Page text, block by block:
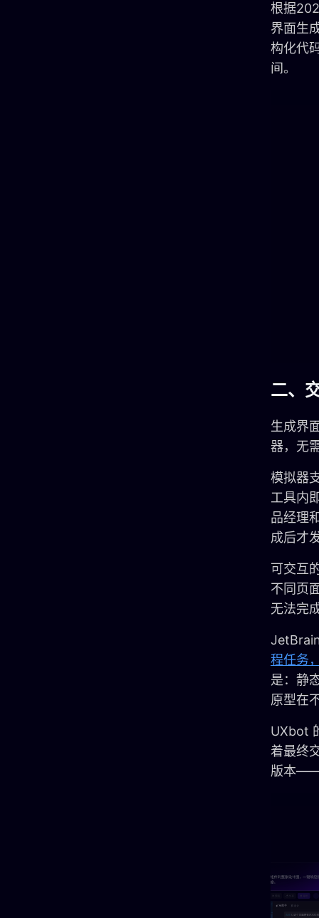
根据
界面生
构化代
间。
二、
生成界
器，无
模拟器
工具内
品经理
成后才
可交互
不同页
无法完
程任务
是：静
原型在
UXbot
着最终
版本——